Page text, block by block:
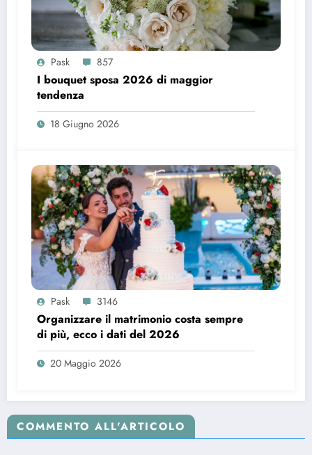
Pask 857
I bouquet sposa 2026 di maggior
tendenza
18 Giugno 2026
Pask 3146
Organizzare il matrimonio costa sempre
di più, ecco i dati del 2026
20 Maggio 2026
COMMENTO ALL'ARTICOLO